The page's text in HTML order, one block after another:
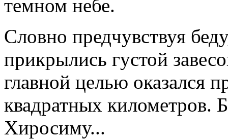
темном небе.
Словно предчувствуя
прикрылись густой
главной целью оказался
квадратных километров.
Хиросиму...